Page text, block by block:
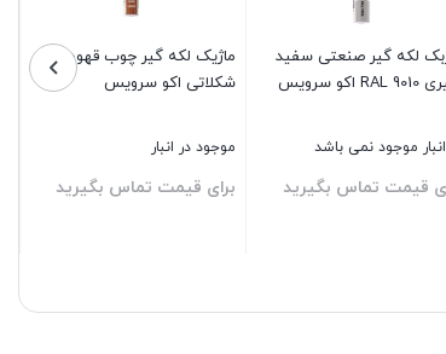
ماژیک لکه گیر صنعتی قهوه ای
RAL 8011 اکو سرویس
در انبار موجود نمی باشد
برای قیمت تماس بگیرید
ماژیک لکه گیر صنعتی نقره
RAL 9006 اکو سرویس
در انبار موجود نمی باشد
برای قیمت تماس بگیرید